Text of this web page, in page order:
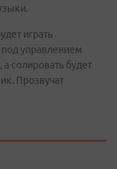
играть
управлением
солировать будет
Прозвучат